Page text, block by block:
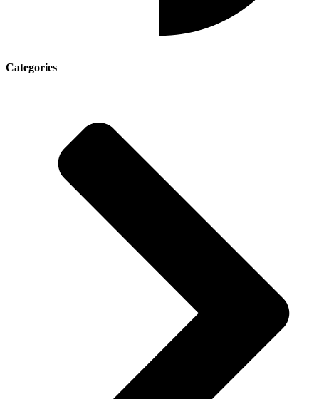
Categories